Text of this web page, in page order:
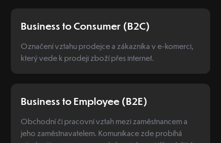
Business to Consumer (B2C)
Označení vztahu prodejce a zákazníka v e-komerci,
který vede k prodeji zboží přes internet.
Business to Employee (B2E)
Obchodní či pracovní vztah mezi zaměstnancem a
jeho zaměstnavatelem. Komunikace zde probíhá